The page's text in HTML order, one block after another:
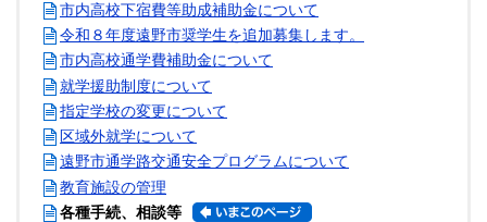
市内高校下宿費等助成補助金について
令和８年度遠野市奨学生を追加募集します。
市内高校通学費補助金について
就学援助制度について
指定学校の変更について
区域外就学について
遠野市通学路交通安全プログラムについて
教育施設の管理
各種手続、相談等